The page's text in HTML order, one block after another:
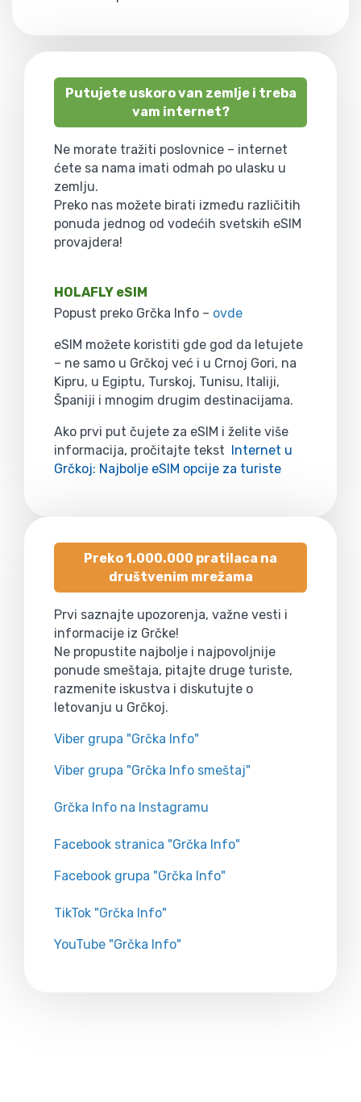
Putujete uskoro van zemlje i treba
vam internet?
Ne morate tražiti poslovnice – internet
ćete sa nama imati odmah po ulasku u
zemlju.
Preko nas možete birati između različitih
ponuda jednog od vodećih svetskih eSIM
provajdera!
HOLAFLY eSIM
Popust preko Grčka Info – ovde
eSIM možete koristiti gde god da letujete
– ne samo u Grčkoj već i u Crnoj Gori, na
Kipru, u Egiptu, Turskoj, Tunisu, Italiji,
Španiji i mnogim drugim destinacijama.
Ako prvi put čujete za eSIM i želite više
informacija, pročitajte tekst Internet u
Grčkoj: Najbolje eSIM opcije za turiste
Preko 1.000.000 pratilaca na
društvenim mrežama
Prvi saznajte upozorenja, važne vesti i
informacije iz Grčke!
Ne propustite najbolje i najpovoljnije
ponude smeštaja, pitajte druge turiste,
razmenite iskustva i diskutujte o
letovanju u Grčkoj.
Viber grupa "Grčka Info"
Viber grupa "Grčka Info smeštaj"
Grčka Info na Instagramu
Facebook stranica "Grčka Info"
Facebook grupa "Grčka Info"
TikTok "Grčka Info"
YouTube "Grčka Info"